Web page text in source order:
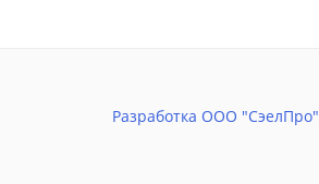
Разработка ООО "СэелПро"